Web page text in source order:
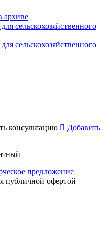
архиве
консультацию
Добавить
предложение
публичной офертой